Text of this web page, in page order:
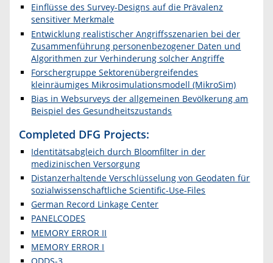
Einflüsse des Survey-Designs auf die Prävalenz
sensitiver Merkmale
Entwicklung realistischer Angriffsszenarien bei der
Zusammenführung personenbezogener Daten und
Algorithmen zur Verhinderung solcher Angriffe
Forschergruppe Sektorenübergreifendes
kleinräumiges Mikrosimulationsmodell (MikroSim)
Bias in Websurveys der allgemeinen Bevölkerung am
Beispiel des Gesundheitszustands
Completed DFG Projects:
Identitätsabgleich durch Bloomfilter in der
medizinischen Versorgung
Distanzerhaltende Verschlüsselung von Geodaten für
sozialwissenschaftliche Scientific-Use-Files
German Record Linkage Center
PANELCODES
MEMORY ERROR II
MEMORY ERROR I